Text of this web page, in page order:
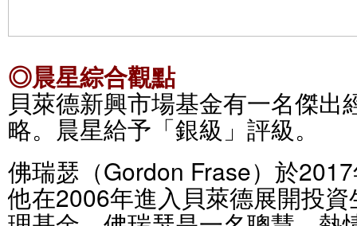
◎晨星綜合觀點
貝萊德新興市場基金有一名傑出
略。晨星給予「銀級」評級。
佛瑞瑟（Gordon Frase）於
他在2006年進入貝萊德展開投